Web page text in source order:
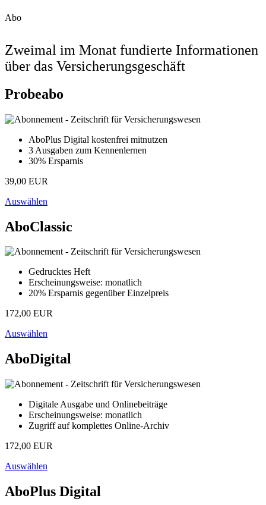
Abo
Zweimal im Monat fundierte Informationen
über das Versicherungsgeschäft
Probeabo
AboPlus Digital kostenfrei mitnutzen
3 Ausgaben zum Kennenlernen
30% Ersparnis
39,00 EUR
Auswählen
AboClassic
Gedrucktes Heft
Erscheinungsweise: monatlich
20% Ersparnis gegenüber Einzelpreis
172,00 EUR
Auswählen
AboDigital
Digitale Ausgabe und Onlinebeiträge
Erscheinungsweise: monatlich
Zugriff auf komplettes Online-Archiv
172,00 EUR
Auswählen
AboPlus Digital